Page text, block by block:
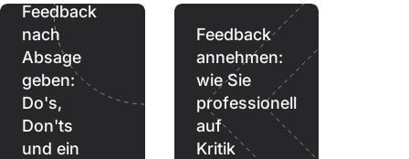
Feedback
nach
Absage
geben:
Do's,
Don'ts
und ein
Feedback
annehmen:
wie Sie
professionell
auf
Kritik